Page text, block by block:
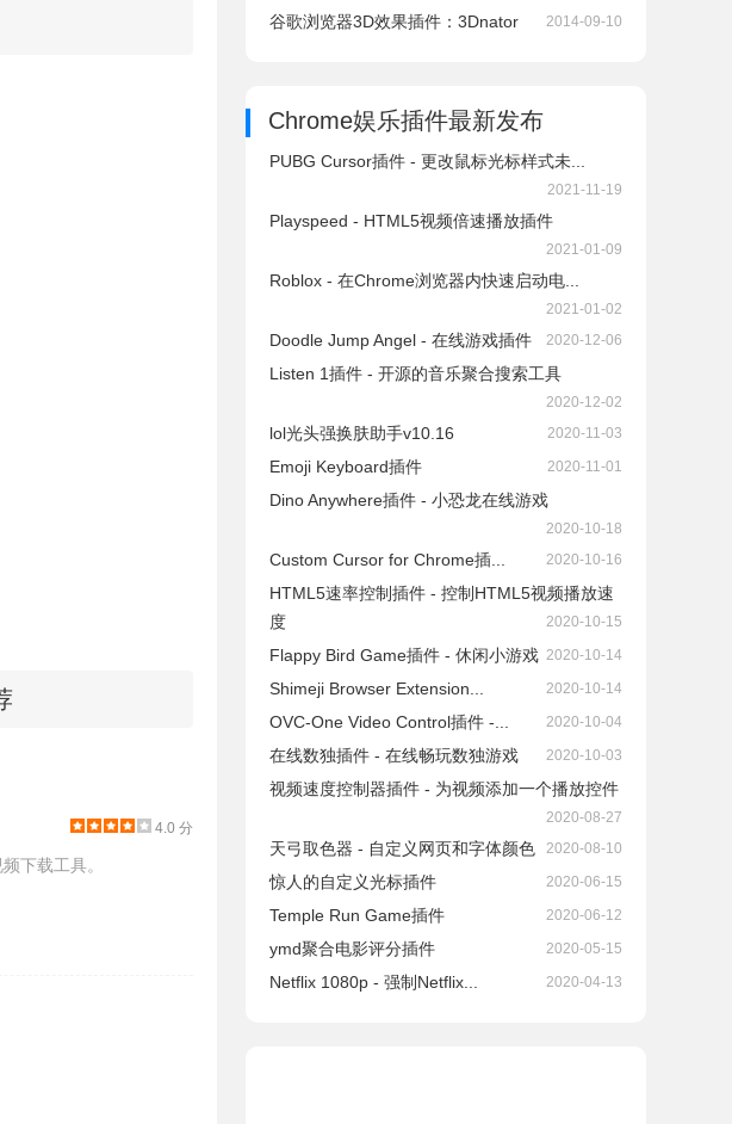
方法参照：
4.0 分
下载工具。
谷歌浏览器3D效果插件：3Dnator 2014-09-10
Chrome娱乐插件最新发布
PUBG Cursor插件 - 更改鼠标光标样式未...
2021-11-19
Playspeed - HTML5视频倍速播放插件
2021-01-09
Roblox - 在Chrome浏览器内快速启动电...
2021-01-02
Doodle Jump Angel - 在线游戏插件 2020-12-06
Listen 1插件 - 开源的音乐聚合搜索工具
2020-12-02
lol光头强换肤助手v10.16 2020-11-03
Emoji Keyboard插件 2020-11-01
Dino Anywhere插件 - 小恐龙在线游戏
2020-10-18
Custom Cursor for Chrome插... 2020-10-16
HTML5速率控制插件 - 控制HTML5视频播放速
度
2020-10-15
Flappy Bird Game插件 - 休闲小游戏 2020-10-14
Shimeji Browser Extension... 2020-10-14
OVC-One Video Control插件 -... 2020-10-04
在线数独插件 - 在线畅玩数独游戏 2020-10-03
视频速度控制器插件 - 为视频添加一个播放控件
2020-08-27
天弓取色器 - 自定义网页和字体颜色 2020-08-10
惊人的自定义光标插件 2020-06-15
Temple Run Game插件 2020-06-12
ymd聚合电影评分插件 2020-05-15
Netflix 1080p - 强制Netflix... 2020-04-13